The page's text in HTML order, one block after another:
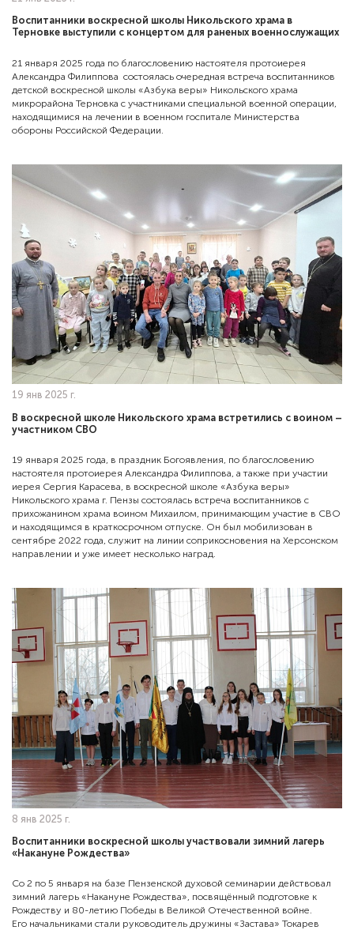
Воспитанники воскресной школы Никольского храма в
Терновке выступили с концертом для раненых военнослужащих
21 января 2025 года по благословению настоятеля протоиерея
Александра Филиппова состоялась очередная встреча воспитанников
детской воскресной школы «Азбука веры» Никольского храма
микрорайона Терновка с участниками специальной военной операции,
находящимися на лечении в военном госпитале Министерства
обороны Российской Федерации.
19 янв 2025 г.
В воскресной школе Никольского храма встретились с воином –
участником СВО
19 января 2025 года, в праздник Богоявления, по благословению
настоятеля протоиерея Александра Филиппова, а также при участии
иерея Сергия Карасева, в воскресной школе «Азбука веры»
Никольского храма г. Пензы состоялась встреча воспитанников с
прихожанином храма воином Михаилом, принимающим участие в СВО
и находящимся в краткосрочном отпуске. Он был мобилизован в
сентябре 2022 года, служит на линии соприкосновения на Херсонском
направлении и уже имеет несколько наград.
8 янв 2025 г.
Воспитанники воскресной школы участвовали зимний лагерь
«Накануне Рождества»
Со 2 по 5 января на базе Пензенской духовой семинарии действовал
зимний лагерь «Накануне Рождества», посвящённый подготовке к
Рождеству и 80-летию Победы в Великой Отечественной войне.
Его начальниками стали руководитель дружины «Застава» Токарев